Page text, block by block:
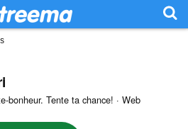
bonheur. Tente ta chance! · Web